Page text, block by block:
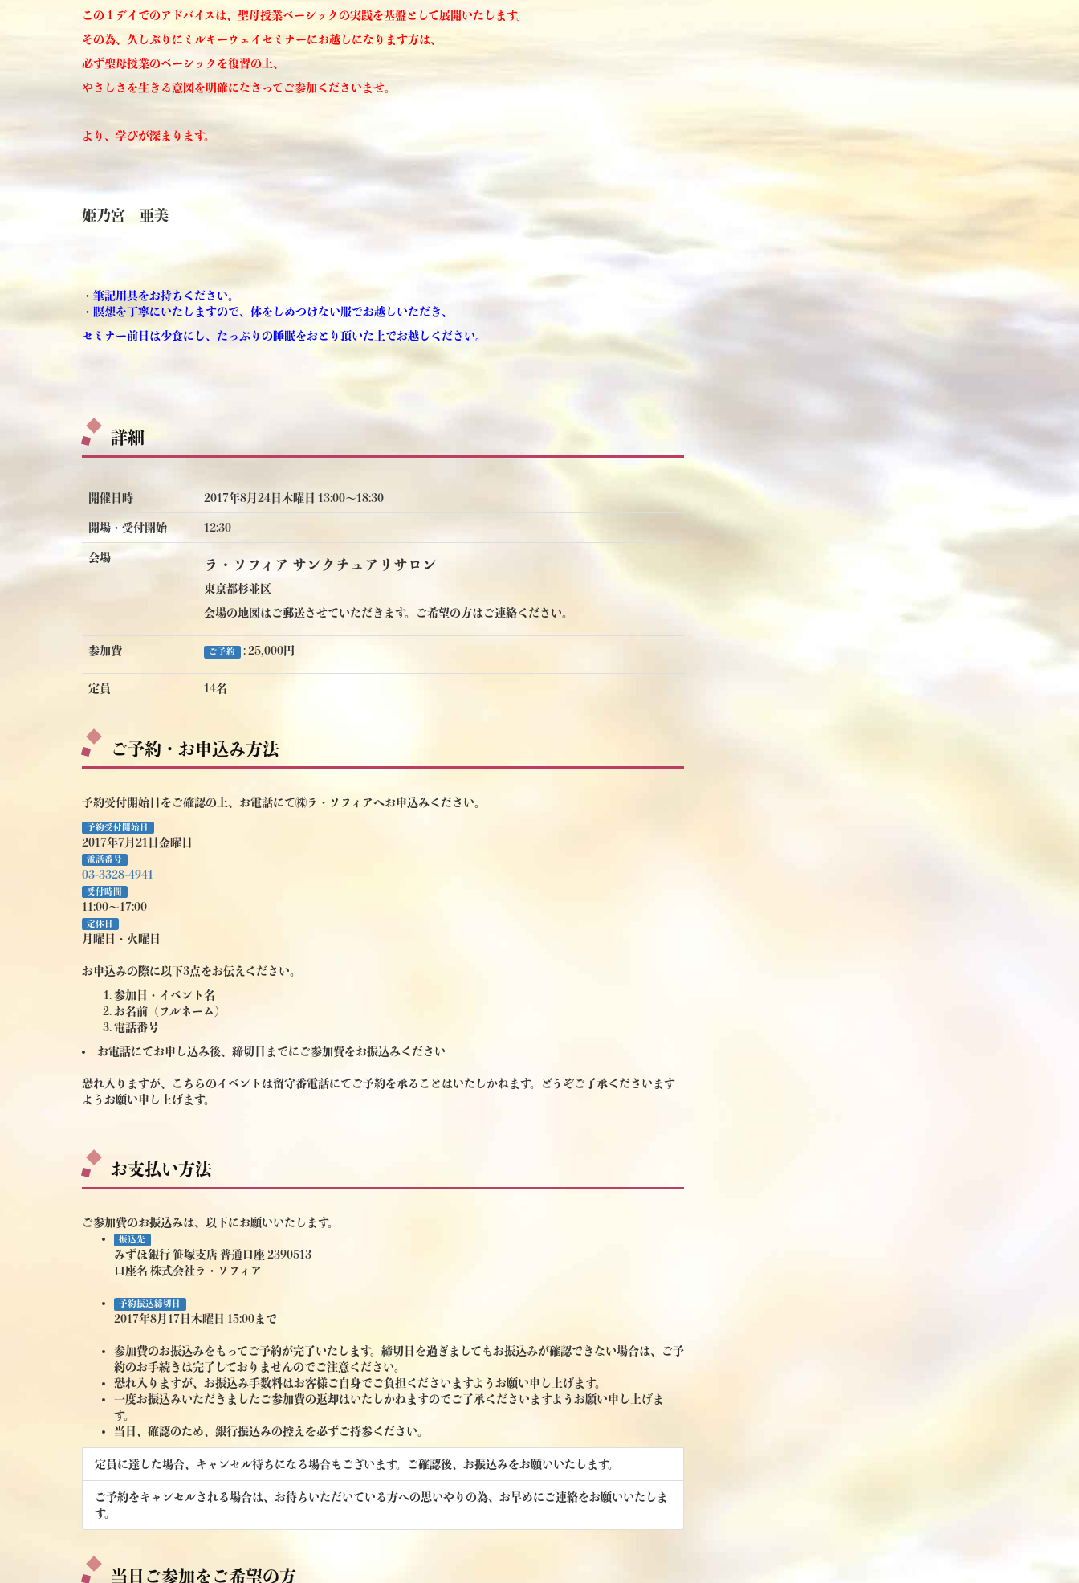
この１ デイでのアドバイスは、聖母授業ベーシックの実践を基盤として展開いたします。
その為、久しぶりにミルキーウェイセミナーにお越しになります方は、
必ず聖母授業のベーシックを復習の上、
やさしさを生きる意図を明確になさってご参加くださいませ。
より、学びが深まります。
姫乃宮 亜美
・筆記用具をお持ちください。
・瞑想を丁寧にいたしますので、体をしめつけない服でお越しいただき、
セミナー前日は少食にし、たっぷりの睡眠をおとり頂いた上でお越しください。
詳細
開催日時 2017年8月24日木曜日 13:00〜18:30
開場・受付開始 12:30
会場 ラ・ソフィア サンクチュアリサロン
東京都杉並区
会場の地図はご郵送させていただきます。ご希望の方はご連絡ください。
参加費 ご予約 : 25,000円
定員 14名
ご予約・お申込み方法
予約受付開始日をご確認の上、お電話にて㈱ラ・ソフィアへお申込みください。
予約受付開始日
2017年7月21日金曜日
電話番号
03-3328-4941
受付時間
11:00～17:00
定休日
月曜日・火曜日
お申込みの際に以下3点をお伝えください。
参加日・イベント名
お名前（フルネーム）
電話番号
お電話にてお申し込み後、締切日までにご参加費をお振込みください
恐れ入りますが、こちらのイベントは留守番電話にてご予約を承ることはいたしかねます。どうぞご了承くださいます
ようお願い申し上げます。
お支払い方法
ご参加費のお振込みは、以下にお願いいたします。
振込先
みずほ銀行 笹塚支店 普通口座 2390513
口座名 株式会社ラ・ソフィア
予約振込締切日
2017年8月17日木曜日 15:00まで
参加費のお振込みをもってご予約が完了いたします。締切日を過ぎましてもお振込みが確認できない場合は、ご予
約のお手続きは完了しておりませんのでご注意ください。
恐れ入りますが、お振込み手数料はお客様ご自身でご負担くださいますようお願い申し上げます。
一度お振込みいただきましたご参加費の返却はいたしかねますのでご了承くださいますようお願い申し上げま
す。
当日、確認のため、銀行振込みの控えを必ずご持参ください。
定員に達した場合、キャンセル待ちになる場合もございます。ご確認後、お振込みをお願いいたします。
ご予約をキャンセルされる場合は、お待ちいただいている方への思いやりの為、お早めにご連絡をお願いいたしま
す。
当日ご参加をご希望の方